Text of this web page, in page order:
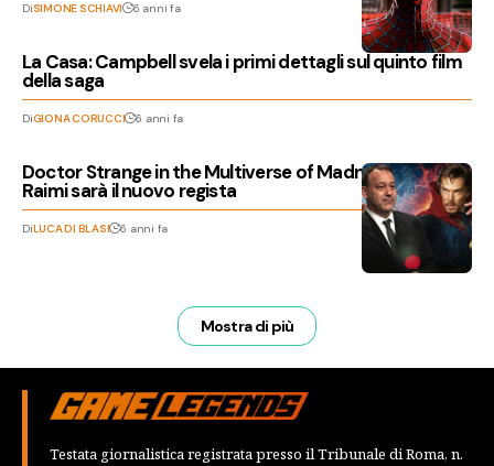
DiSIMONE SCHIAVI 6 anni fa
La Casa: Campbell svela i primi dettagli sul quinto film
della saga
DiGIONA CORUCCI 6 anni fa
Doctor Strange in the Multiverse of Madness: Sam
Raimi sarà il nuovo regista
DiLUCA DI BLASI 6 anni fa
Mostra di più
Testata giornalistica registrata presso il Tribunale di Roma, n.